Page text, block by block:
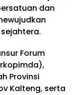
dan
Forum
Provinsi
Kalteng, serta